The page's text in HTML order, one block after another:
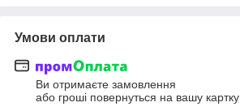
Умови оплати
Ви отримаєте замовлення
або гроші повернуться на вашу картку